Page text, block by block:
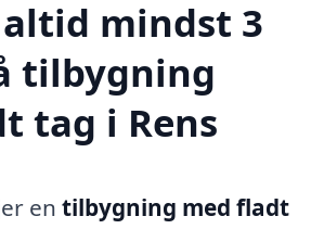
mindst 3
tilbygning
tag i Rens
en tilbygning med fladt